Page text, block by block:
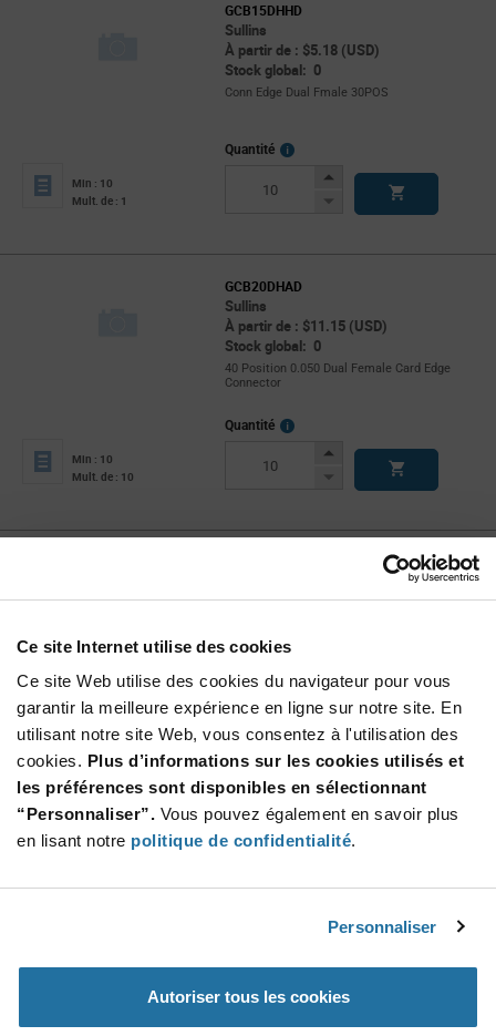
Ce site Internet utilise des cookies
Ce site Web utilise des cookies du navigateur pour vous
garantir la meilleure expérience en ligne sur notre site. En
utilisant notre site Web, vous consentez à l'utilisation des
cookies. Plus d’informations sur les cookies utilisés et
les préférences sont disponibles en sélectionnant
“Personnaliser”. Vous pouvez également en savoir plus
en lisant notre politique de confidentialité.
Personnaliser
Autoriser tous les cookies
GCB15DHHD
Sullins
À partir de : $5.18 (USD)
Stock global: 0
Conn Edge Dual Fmale 30POS
Min : 10
Mult. de : 1
Quantité
More
Increase
Decrease
GCB20DHAD
Sullins
À partir de : $11.15 (USD)
Stock global: 0
40 Position 0.050 Dual Female Card Edge
Connector
Min : 10
Mult. de : 10
Quantité
More
Increase
Decrease
À partir de : $6.63 (USD)
40 Position Dual Card Edge Connector
Min : 10
Mult. de : 10
Quantité
More
Info
Increase
Button
Decrease
GCB56DHRD-S621
Conn Mca Fmale 112POS 0.050 Gold
Mult. de : 10
Info
Increase
Button
Decrease